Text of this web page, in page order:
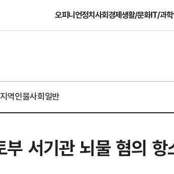
오피니언정치사회경제생활/문화IT/과학
지역인물사회일반
서기관 뇌물 혐의